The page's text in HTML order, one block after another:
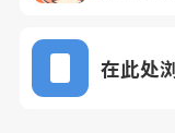
在此处